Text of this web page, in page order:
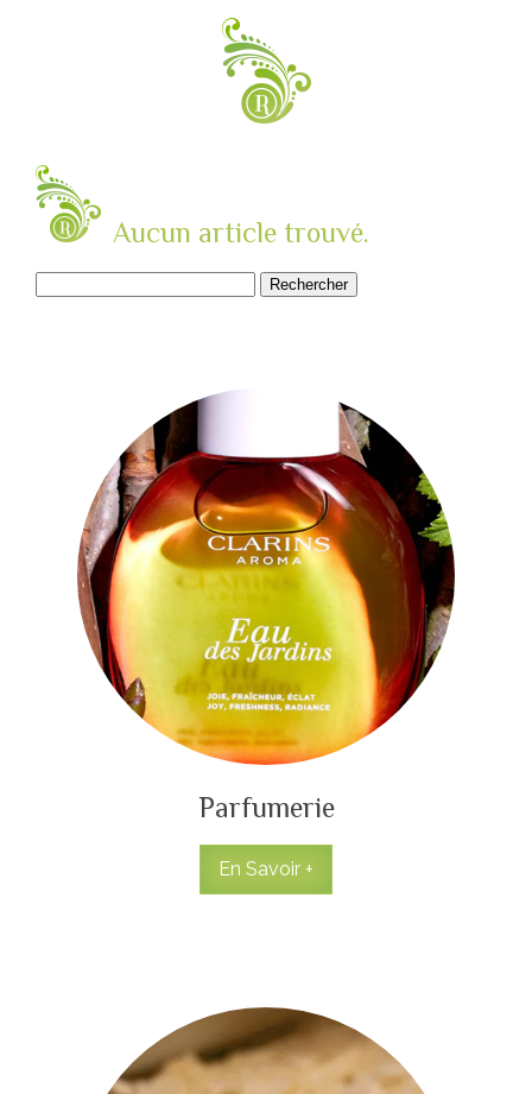
Aucun article trouvé.
Parfumerie
En Savoir +